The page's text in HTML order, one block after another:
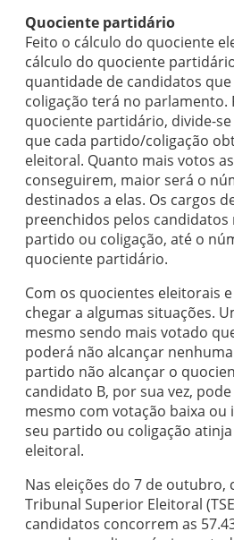
Quociente partidário
Feito o cálculo do quociente
cálculo do quociente
quantidade de candidatos
coligação terá no parlamento.
quociente partidário, divide-
que cada partido/coligação
eleitoral. Quanto mais votos
conseguirem, maior será o
destinados a elas. Os cargos
preenchidos pelos candidatos
partido ou coligação, até o
quociente partidário.
Com os quocientes eleitorais
chegar a algumas situações.
mesmo sendo mais votado
poderá não alcançar
partido não alcançar o
candidato B, por sua vez,
mesmo com votação baixa ou
seu partido ou coligação
eleitoral.
Nas eleições do 7 de outubro,
Tribunal Superior Eleitoral
candidatos concorrem as